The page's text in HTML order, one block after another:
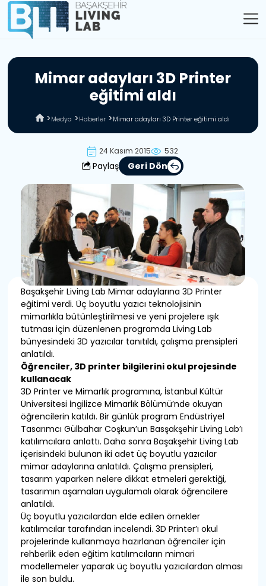
Mimaradayları 3D Printer
eğitimi aldı
Medya Haberler Mimar adayları 3D Printer eğitimi aldı
24 Kasım 2015 532
Paylaş Geri Dön
Başakşehir Living Lab Mimar adaylarına 3D Printer
eğitimi verdi. Üç boyutlu yazıcı teknolojisinin
mimarlıkla bütünleştirilmesi ve yeni projelere ışık
tutması için düzenlenen programda Living Lab
bünyesindeki 3D yazıcılar tanıtıldı, çalışma prensipleri
anlatıldı.
Öğrenciler, 3D printer bilgilerini okul projesinde
kullanacak
3D Printer ve Mimarlık programına, İstanbul Kültür
Üniversitesi İngilizce Mimarlık Bölümü’nde okuyan
öğrencilerin katıldı. Bir günlük program Endüstriyel
Tasarımcı Gülbahar Coşkun’un Basşakşehir Living Lab’ı
katılımcılara anlattı. Daha sonra Başakşehir Living Lab
içerisindeki bulunan iki adet üç boyutlu yazıcılar
mimar adaylarına anlatıldı. Çalışma prensipleri,
tasarım yaparken nelere dikkat etmeleri gerektiği,
tasarımın aşamaları uygulamalı olarak öğrencilere
anlatıldı.
Üç boyutlu yazıcılardan elde edilen örnekler
katılımcılar tarafından incelendi. 3D Printer’ı okul
projelerinde kullanmaya hazırlanan öğrenciler için
rehberlik eden eğitim katılımcıların mimari
modellemeler yaparak üç boyutlu yazıcılardan alması
ile son buldu.